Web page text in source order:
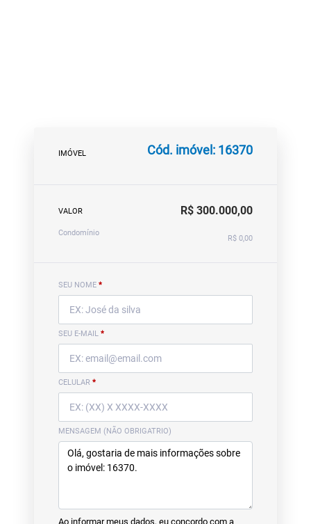
IMÓVEL Cód. imóvel: 16370
VALOR R$ 300.000,00
Condomínio
R$ 0,00
SEU NOME *
SEU E-MAIL *
CELULAR *
MENSAGEM (NÃO OBRIGATRIO)
Ao informar meus dados, eu concordo com a